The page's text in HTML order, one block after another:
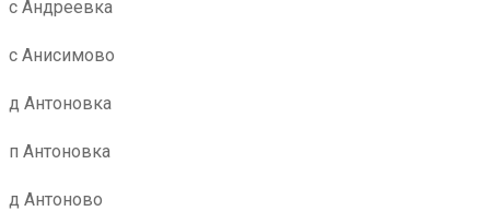
с Андреевка
с Анисимово
д Антоновка
п Антоновка
д Антоново